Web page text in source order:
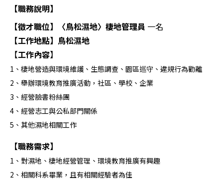
【職務說明】
【徵才職位】〈鳥松濕地〉棲地管理員 一名
【工作地點】鳥松濕地
【工作內容】
1、棲地營造與環境維護、生態調查、園區巡守、違規行為勸離
2、舉辦環境教育推廣活動，社區、學校、企業
3、經營臉書粉絲團
4、經營志工與公私部門關係
5、其他濕地相關工作
【職務需求】
1、對濕地、棲地經營管理、環境教育推廣有興趣
2、相關科系畢業，且有相關經驗者為佳